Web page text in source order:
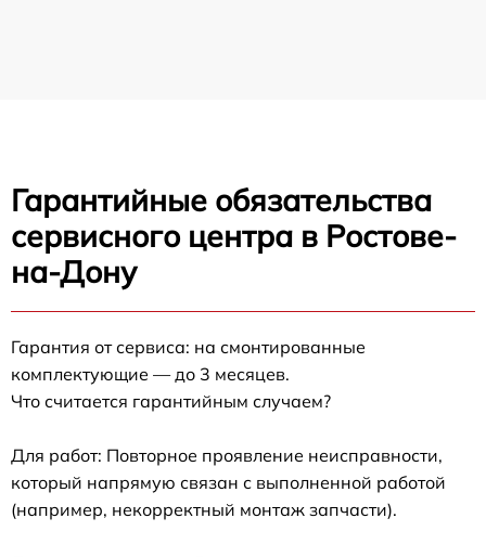
Гарантийные обязательства
сервисного центра в Ростове-
на-Дону
Гарантия от сервиса: на смонтированные
комплектующие — до 3 месяцев.
Что считается гарантийным случаем?
Для работ: Повторное проявление неисправности,
который напрямую связан с выполненной работой
(например, некорректный монтаж запчасти).